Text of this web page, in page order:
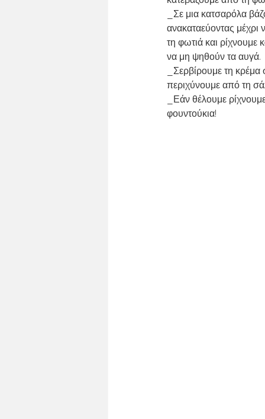
_Σε μια κατσαρόλα
ανακαταεύοντας μέχρι
τη φωτιά και
να μη ψηθούν τα αυγά.
_Σερβίρουμε τη
περιχύνουμε από τη
_Εάν θέλουμε
φουντούκια!